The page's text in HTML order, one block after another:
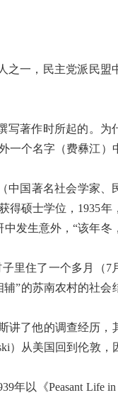
之一，民主党派民盟
写著作时所起的。为
一个名字（费彝江）
中国著名社会学家、
得硕士学位，1935年
发生意外，“该年冬
里住了一个多月（7
”的苏南农村的社会
讲了他的调查经历，
）从美国回到伦敦，
以《Peasant Life in